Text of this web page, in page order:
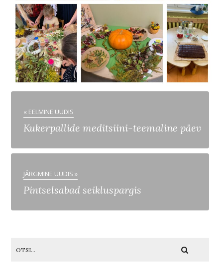
« EELMINE UUDIS
Kukerpallide meditsiini-teemaline päev
JÄRGMINE UUDIS »
Pintselsabad seikluspargis